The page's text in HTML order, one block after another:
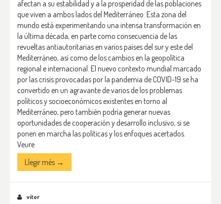
afectan a su estabilidad y a la prosperidad de las poblaciones
que viven a ambos lados del Mediterráneo. Esta zona del
mundo está experimentando una intensa transformación en
la última década, en parte como consecuencia de las
revueltas antiautoritarias en varios países del sur y este del
Mediterráneo, así como de los cambios en la geopolítica
regional e internacional. El nuevo contexto mundial marcado
por las crisis provocadas por la pandemia de COVID-19 se ha
convertido en un agravante de varios de los problemas
políticos y socioeconómicos existentes en torno al
Mediterráneo, pero también podría generar nuevas
oportunidades de cooperación y desarrollo inclusivo, si se
ponen en marcha las políticas y los enfoques acertados.
Veure
Llegir més →
vitor